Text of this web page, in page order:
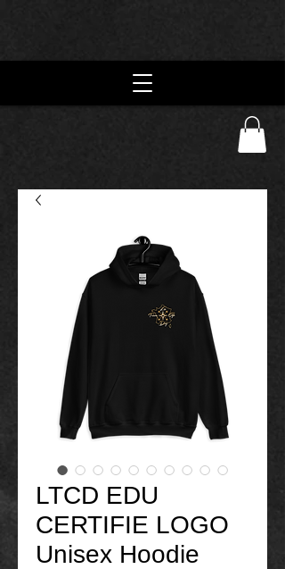
LTCD EDU
CERTIFIE LOGO
Unisex Hoodie